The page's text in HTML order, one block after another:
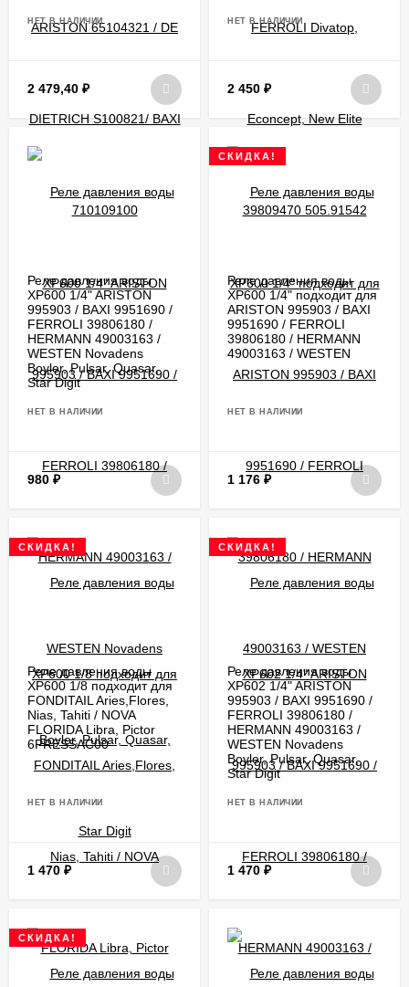
НЕТ В НАЛИЧИИ
2 479,40 ₽
НЕТ В НАЛИЧИИ
2 450 ₽
Реле давления воды
XP600 1/4" ARISTON
995903 / BAXI 9951690 /
FERROLI 39806180 /
HERMANN 49003163 /
WESTEN Novadens
Boyler, Pulsar, Quasar,
Star Digit
НЕТ В НАЛИЧИИ
980 ₽
СКИДКА!
Реле давления воды
XP600 1/4" подходит для
ARISTON 995903 / BAXI
9951690 / FERROLI
39806180 / HERMANN
49003163 / WESTEN
НЕТ В НАЛИЧИИ
1 176 ₽
СКИДКА!
Реле давления воды
XP600 1/8 подходит для
FONDITAIL Aries,Flores,
Nias, Tahiti / NOVA
FLORIDA Libra, Pictor
6PRESSAC00
НЕТ В НАЛИЧИИ
1 470 ₽
СКИДКА!
Реле давления воды
XP602 1/4" ARISTON
995903 / BAXI 9951690 /
FERROLI 39806180 /
HERMANN 49003163 /
WESTEN Novadens
Boyler, Pulsar, Quasar,
Star Digit
НЕТ В НАЛИЧИИ
1 470 ₽
СКИДКА!